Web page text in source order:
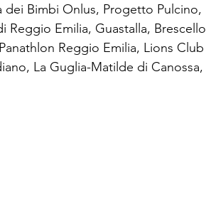
dei Bimbi Onlus, Progetto Pulcino,
Emilia, Guastalla, Brescello
Reggio Emilia, Lions Club
La Guglia-Matilde di Canossa,